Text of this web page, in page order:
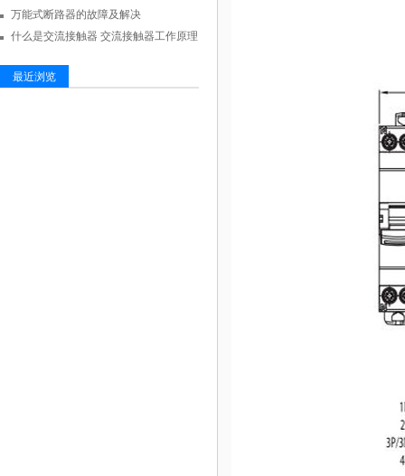
万能式断路器的故障及解决
什么是交流接触器 交流接触器工作原理
最近浏览